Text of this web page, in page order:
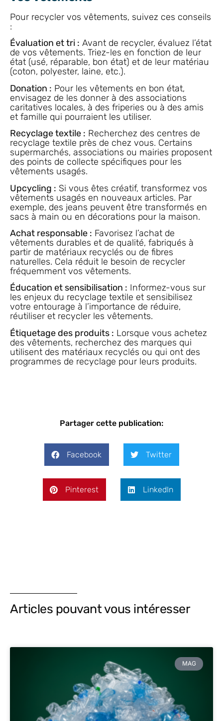
Pour recycler vos vêtements, suivez ces conseils
:
Évaluation et tri : Avant de recycler, évaluez l’état
de vos vêtements. Triez-les en fonction de leur
état (usé, réparable, bon état) et de leur matériau
(coton, polyester, laine, etc.).
Donation : Pour les vêtements en bon état,
envisagez de les donner à des associations
caritatives locales, à des friperies ou à des amis
et famille qui pourraient les utiliser.
Recyclage textile : Recherchez des centres de
recyclage textile près de chez vous. Certains
supermarchés, associations ou mairies proposent
des points de collecte spécifiques pour les
vêtements usagés.
Upcycling : Si vous êtes créatif, transformez vos
vêtements usagés en nouveaux articles. Par
exemple, des jeans peuvent être transformés en
sacs à main ou en décorations pour la maison.
Achat responsable : Favorisez l’achat de
vêtements durables et de qualité, fabriqués à
partir de matériaux recyclés ou de fibres
naturelles. Cela réduit le besoin de recycler
fréquemment vos vêtements.
Éducation et sensibilisation : Informez-vous sur
les enjeux du recyclage textile et sensibilisez
votre entourage à l’importance de réduire,
réutiliser et recycler les vêtements.
Étiquetage des produits : Lorsque vous achetez
des vêtements, recherchez des marques qui
utilisent des matériaux recyclés ou qui ont des
programmes de recyclage pour leurs produits.
Partager cette publication:
Facebook Twitter
Pinterest LinkedIn
Articles pouvant vous intéresser
MAG